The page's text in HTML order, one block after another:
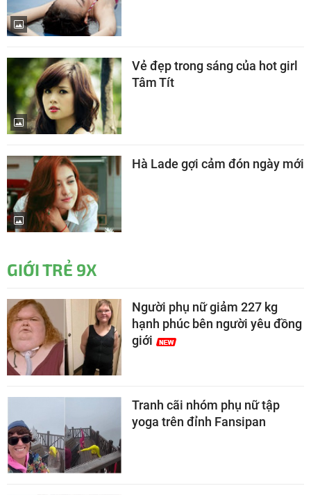
Vẻ đẹp trong sáng của hot girl
Tâm Tít
Hà Lade gợi cảm đón ngày mới
GIỚI TRẺ 9X
Người phụ nữ giảm 227 kg
hạnh phúc bên người yêu đồng
giới
Tranh cãi nhóm phụ nữ tập
yoga trên đỉnh Fansipan